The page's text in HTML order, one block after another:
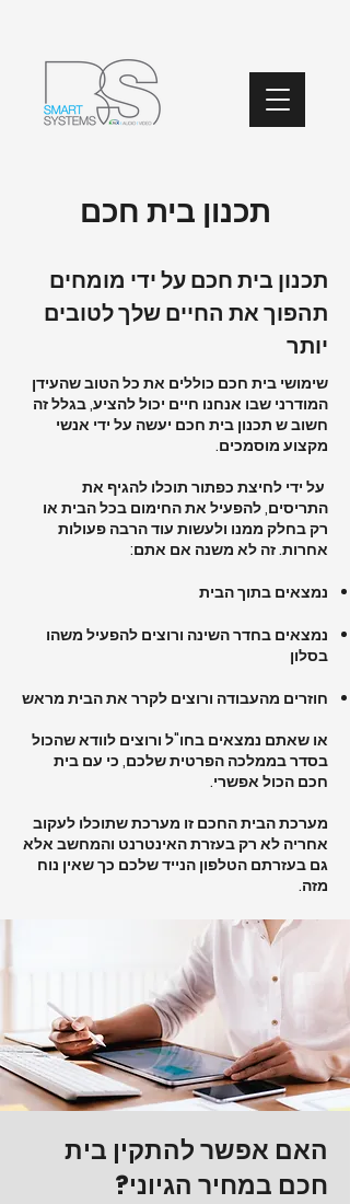
תכנון בית חכם
תכנון בית חכם על ידי מומחים
תהפוך את החיים שלך לטובים
יותר
שימושי בית חכם כוללים את כל הטוב שהעידן
המודרני שבו אנחנו חיים יכול להציע, בגלל זה
חשוב ש תכנון בית חכם יעשה על ידי אנשי
מקצוע מוסמכים.
על ידי לחיצת כפתור תוכלו להגיף את
התריסים, להפעיל את החימום בכל הבית או
רק בחלק ממנו ולעשות עוד הרבה פעולות
אחרות. זה לא משנה אם אתם:
נמצאים בתוך הבית
נמצאים בחדר השינה ורוצים להפעיל משהו
בסלון
חוזרים מהעבודה ורוצים לקרר את הבית מראש
או שאתם נמצאים בחו"ל ורוצים לוודא שהכול
בסדר בממלכה הפרטית שלכם, כי עם בית
חכם הכול אפשרי.
מערכת הבית החכם זו מערכת שתוכלו לעקוב
אחריה לא רק בעזרת האינטרנט והמחשב אלא
גם בעזרתם הטלפון הנייד שלכם כך שאין נוח
מזה.
האם אפשר להתקין בית
חכם במחיר הגיוני?